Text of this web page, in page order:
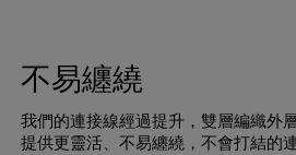
不易纏繞
我們的連接線經過提升，雙層編織外
提供更靈活、不易纏繞，不會打結的連